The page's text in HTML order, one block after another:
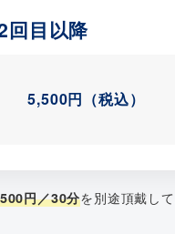
回目以降
5,500円（税込）
円／30分を別途頂戴し